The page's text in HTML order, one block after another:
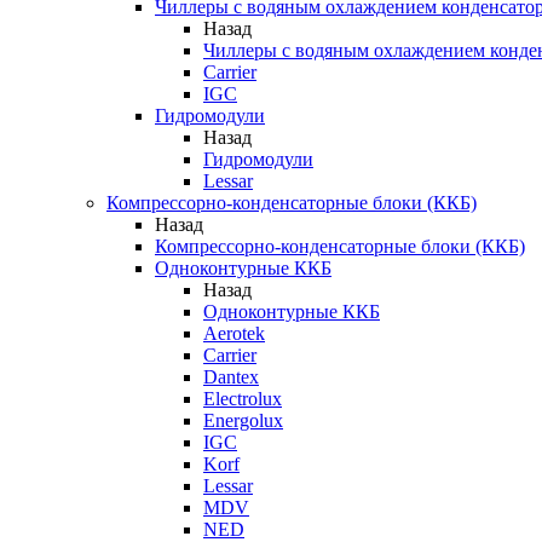
Чиллеры с водяным охлаждением
Назад
Чиллеры с водяным охлаждением
Carrier
IGC
Гидромодули
Назад
Гидромодули
Lessar
Компрессорно-конденсаторные блоки (ККБ)
Назад
Компрессорно-конденсаторные блоки (ККБ)
Одноконтурные ККБ
Назад
Одноконтурные ККБ
Aerotek
Carrier
Dantex
Electrolux
Energolux
IGC
Korf
Lessar
MDV
NED